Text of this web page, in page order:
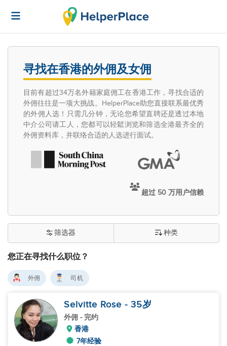
寻找在香港的外佣及女佣
目前有超过34万名外籍家庭佣工在香港工作，寻找合适的
外佣往往是一项大挑战。HelperPlace助您直接联系最优秀
的外佣人选！只需几分钟，无论您希望直聘还是透过本地
中介公司请工人，您都可以轻鬆浏览和筛选全港最齐全的
外佣资料库，并联络合适的人选进行面试。
超过 50 万用户信赖
您正在寻找什么职位？
筛选器 种类
外佣 司机
Selvitte Rose - 35岁
外佣 - 完约
香港
7年经验